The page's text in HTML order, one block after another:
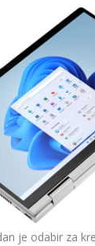
je odabir za